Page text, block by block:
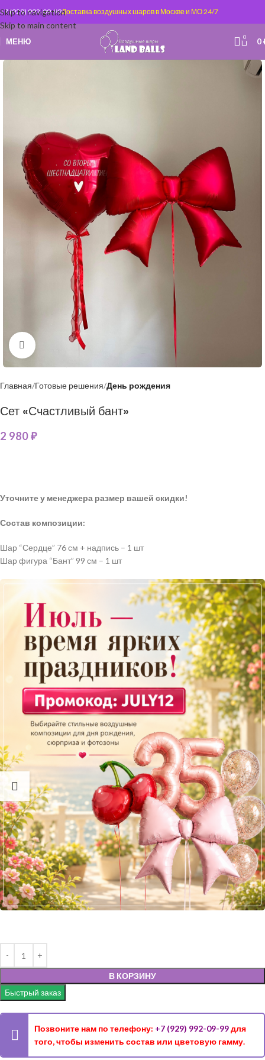
Skip to navigation
Skip to main content
+7 (929) 992-09-99Доставка воздушных шаров в Москве и МО 24/7
МЕНЮ 0 0
Нажмите, чтобы увеличить
Главная Готовые решения День рождения
Сет «Счастливый бант»
2 980₽
Уточните у менеджера размер вашей скидки!
Состав композиции:
Шар “Сердце” 76 см + надпись – 1 шт
Шар фигура “Бант” 99 см – 1 шт
В КОРЗИНУ
Быстрый заказ
Позвоните нам по телефону: +7 (929) 992-09-99для
того, чтобы изменить состав или цветовую гамму.